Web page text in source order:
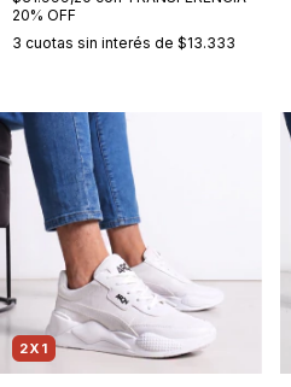
20% OFF
3 cuotas sin interés de $13.333
2X1